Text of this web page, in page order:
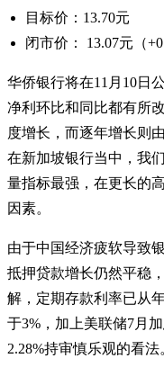
目标价：13.70元
闭市价： 13.07元（
华侨银行将在11月10日
净利环比和同比都有所
度增长，而逐年增长则
在新加坡银行当中，我
量指标最强，在更长的
因素。
由于中国经济疲软导致
抵押贷款增长仍然平稳
解，定期存款利率已从
于3%，加上美联储7月
2.28%持审慎乐观的看法